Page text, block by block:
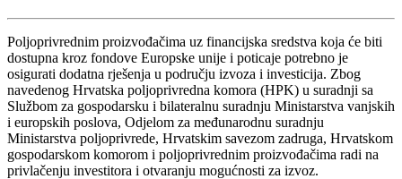
Poljoprivrednim proizvođačima uz financijska sredstva koja će biti
dostupna kroz fondove Europske unije i poticaje potrebno je
osigurati dodatna rješenja u području izvoza i investicija. Zbog
navedenog Hrvatska poljoprivredna komora (HPK) u suradnji sa
Službom za gospodarsku i bilateralnu suradnju Ministarstva vanjskih
i europskih poslova, Odjelom za međunarodnu suradnju
Ministarstva poljoprivrede, Hrvatskim savezom zadruga, Hrvatskom
gospodarskom komorom i poljoprivrednim proizvođačima radi na
privlačenju investitora i otvaranju mogućnosti za izvoz.